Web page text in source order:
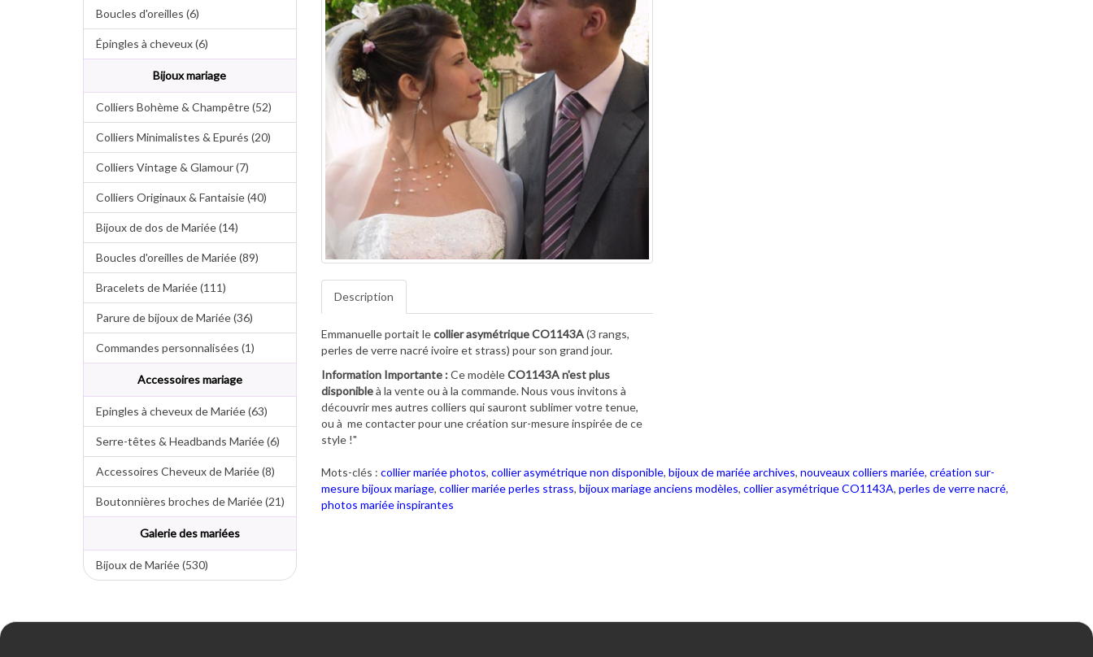
Boucles d'oreilles (6)
Épingles à cheveux (6)
Bijoux mariage
Colliers Bohème & Champêtre (52)
Colliers Minimalistes & Epurés (20)
Colliers Vintage & Glamour (7)
Colliers Originaux & Fantaisie (40)
Bijoux de dos de Mariée (14)
Boucles d'oreilles de Mariée (89)
Bracelets de Mariée (111)
Parure de bijoux de Mariée (36)
Commandes personnalisées (1)
Accessoires mariage
Epingles à cheveux de Mariée (63)
Serre-têtes & Headbands Mariée (6)
Accessoires Cheveux de Mariée (8)
Boutonnières broches de Mariée (21)
Galerie des mariées
Bijoux de Mariée (530)
Description
Emmanuelle portait lecollier asymétrique CO1143A(3 rangs,
perles de verre nacré ivoire et strass) pour son grand jour.
Information Importante :Ce modèleCO1143A n'est plus
disponibleà la vente ou à la commande. Nous vous invitons à
découvrir mes autres colliers qui sauront sublimer votre tenue,
ou à me contacter pour une création sur-mesure inspirée de ce
style !"
Mots-clés : collier mariée photos, collier asymétrique non disponible, bijoux de mariée archives, nouveaux colliers mariée, création sur-
mesure bijoux mariage, collier mariée perles strass, bijoux mariage anciens modèles, collier asymétrique CO1143A, perles de verre nacré,
photos mariée inspirantes